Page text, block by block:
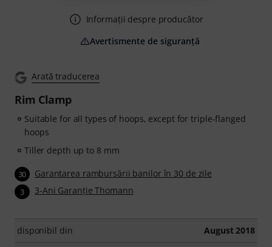
Arată traducerea
Rim Clamp
Suitable for all types of hoops, except for triple-flanged
hoops
Tiller depth up to 8 mm
30 Garantarea rambursării banilor în 30 de zile
3 3-Ani Garanţie Thomann
disponibil din August 2018
Informații despre producător
Avertismente de siguranță